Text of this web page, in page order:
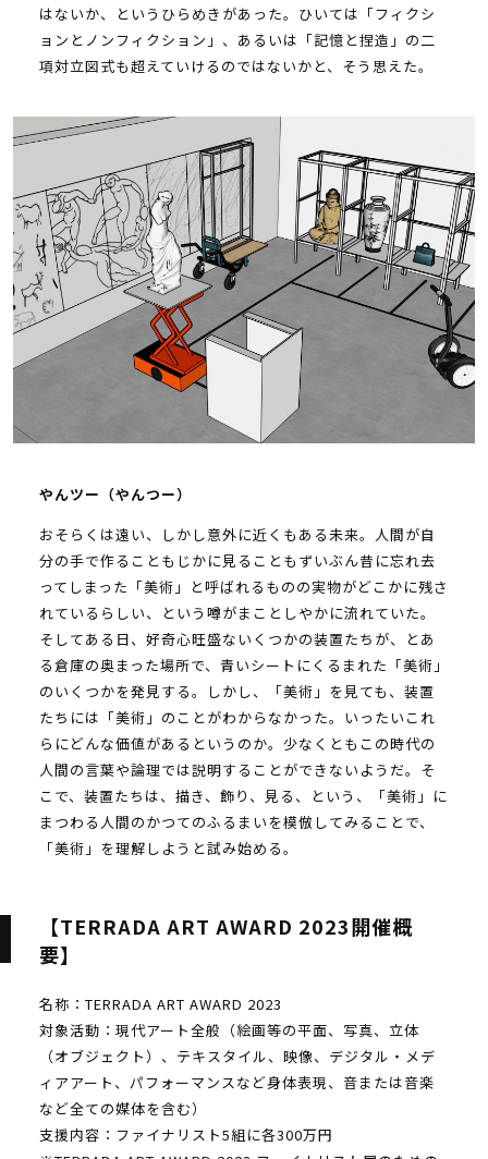
はないか、というひらめきがあった。ひいては「フィクシ
ョンとノンフィクション」、あるいは「記憶と捏造」の二
項対立図式も超えていけるのではないかと、そう思えた。
やんツー（やんつー）
おそらくは遠い、しかし意外に近くもある未来。人間が自
分の手で作ることもじかに見ることもずいぶん昔に忘れ去
ってしまった「美術」と呼ばれるものの実物がどこかに残さ
れているらしい、という噂がまことしやかに流れていた。
そしてある日、好奇心旺盛ないくつかの装置たちが、とあ
る倉庫の奥まった場所で、青いシートにくるまれた「美術」
のいくつかを発見する。しかし、「美術」を見ても、装置
たちには「美術」のことがわからなかった。いったいこれ
らにどんな価値があるというのか。少なくともこの時代の
人間の言葉や論理では説明することができないようだ。そ
こで、装置たちは、描き、飾り、見る、という、「美術」に
まつわる人間のかつてのふるまいを模倣してみることで、
「美術」を理解しようと試み始める。
【TERRADA ART AWARD 2023開催概
要】
名称：TERRADA ART AWARD 2023
対象活動：現代アート全般（絵画等の平面、写真、立体
（オブジェクト）、テキスタイル、映像、デジタル・メデ
ィアアート、パフォーマンスなど身体表現、音または音楽
など全ての媒体を含む）
支援内容：ファイナリスト5組に各300万円